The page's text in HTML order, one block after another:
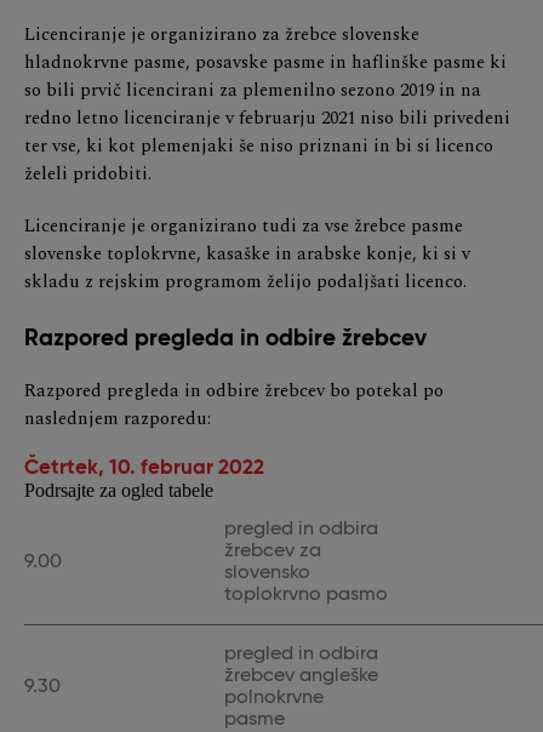
Licenciranje je organizirano za žrebce slovenske
hladnokrvne pasme, posavske pasme in haflinške pasme ki
so bili prvič licencirani za plemenilno sezono 2019 in na
redno letno licenciranje v februarju 2021 niso bili privedeni
ter vse, ki kot plemenjaki še niso priznani in bi si licenco
želeli pridobiti.
Licenciranje je organizirano tudi za vse žrebce pasme
slovenske toplokrvne, kasaške in arabske konje, ki si v
skladu z rejskim programom želijo podaljšati licenco.
Razpored pregleda in odbire žrebcev
Razpored pregleda in odbire žrebcev bo potekal po
naslednjem razporedu:
Četrtek, 10. februar 2022
Podrsajte za ogled tabele
9.00
pregled in odbira
žrebcev za
slovensko
toplokrvno pasmo
9.30
pregled in odbira
žrebcev angleške
polnokrvne
pasme